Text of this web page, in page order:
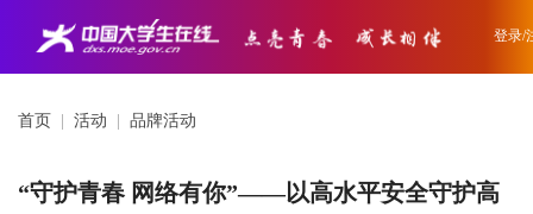
登录/
首页 活动 品牌活动
“守护青春 网络有你”——以高水平安全守护高